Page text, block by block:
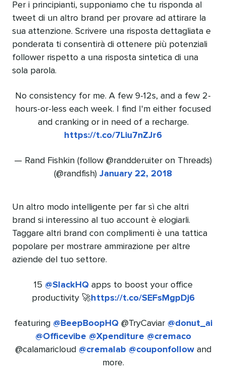
Per i principianti, supponiamo che tu risponda al
tweet di un altro brand per provare ad attirare la
sua attenzione. Scrivere una risposta dettagliata e
ponderata ti consentirà di ottenere più potenziali
follower rispetto a una risposta sintetica di una
sola parola.
No consistency for me. A few 9-12s, and a few 2-
hours-or-less each week. I find I'm either focused
and cranking or in need of a recharge.
https://t.co/7Liu7nZJr6
— Rand Fishkin (follow @randderuiter on Threads)
(@randfish) January 22, 2018
Un altro modo intelligente per far sì che altri
brand si interessino al tuo account è elogiarli.
Taggare altri brand con complimenti è una tattica
popolare per mostrare ammirazione per altre
aziende del tuo settore.
15 @SlackHQapps to boost your office
productivity 🚀https://t.co/SEFsMgpDj6
featuring @BeepBoopHQ@TryCaviar @donut_ai
@Officevibe @Xpenditure @cremaco
@calamaricloud @cremalab @couponfollowand
more.